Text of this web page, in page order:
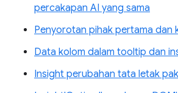
percakapan AI yang sama
Penyorotan pihak pertama dan
Data kolom dalam tooltip dan
Insight perubahan tata letak